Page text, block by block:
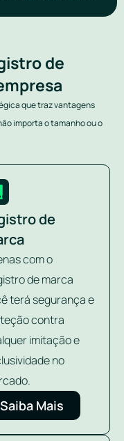
de
que traz vantagens
importa o tamanho ou o
de
com o
de marca
terá segurança e
contra
imitação e
no
Saiba Mais